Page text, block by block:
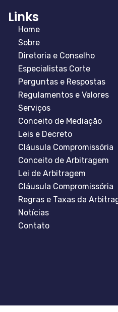
Links
Home
Sobre
Diretoria e Conselho
Especialistas Corte
Perguntas e Respostas
Regulamentos e Valores
Serviços
Conceito de Mediação
Leis e Decreto
Cláusula Compromissória
Conceito de Arbitragem
Lei de Arbitragem
Cláusula Compromissória
Regras e Taxas da
Notícias
Contato